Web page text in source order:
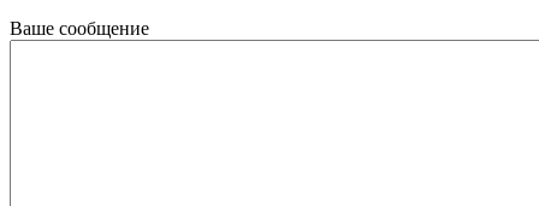
Ваше сообщение